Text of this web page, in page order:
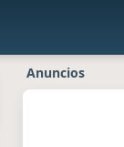
Anuncios